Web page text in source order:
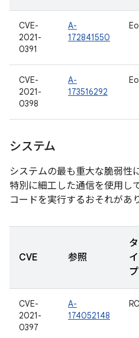
CVE-
2021-
0391
A-
172841550
CVE-
2021-
0398
A-
173516292
システム
システムの最も重大な脆弱性
特別に細工した通信を使用し
コードを実行するおそれがあり
CVE 参照
タ
イ
プ
CVE-
2021-
0397
A-
174052148